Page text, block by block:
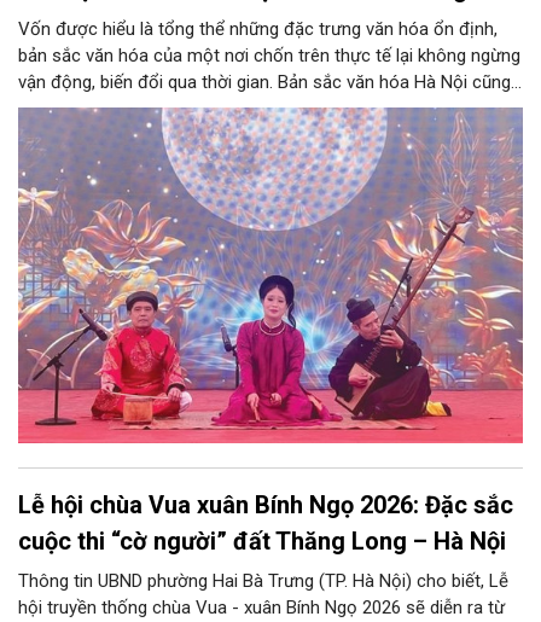
Vốn được hiểu là tổng thể những đặc trưng văn hóa ổn định,
bản sắc văn hóa của một nơi chốn trên thực tế lại không ngừng
vận động, biến đổi qua thời gian. Bản sắc văn hóa Hà Nội cũng
không phải ngoại lệ. Là kết quả của một quá trình kiến tạo lâu
dài, bền bỉ, bản sắc văn hóa Hà Nội là sự kết tinh của quá trình
đan xen, bồi đắp của những lớp trầm tích của đời sống dân gian
và những mảng màu đa sắc của đời sống đô thị hàng nghìn
năm. Trong quá trình này, văn hóa dân gian giữ vai trò nền tảng,
từ đó, bản sắc văn hóa Hà Nội được định hình; và qua biết bao
lớp vun bồi của giao lưu văn hóa, qua bao chảy trôi, thăng trầm
của lịch sử, qua những tác động mạnh mẽ của kinh tế thị
trường và toàn cầu hóa, vẫn có thể thấy vẻ đẹp đặc sắc của
linh hồn phố thị Hà Nội được kiến tạo từ văn hóa dân gian.
Lễ hội chùa Vua xuân Bính Ngọ 2026: Đặc sắc
cuộc thi “cờ người” đất Thăng Long – Hà Nội
Thông tin UBND phường Hai Bà Trưng (TP. Hà Nội) cho biết, Lễ
hội truyền thống chùa Vua - xuân Bính Ngọ 2026 sẽ diễn ra từ